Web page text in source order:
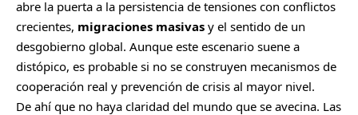
abre la puerta a la persistencia de tensiones con conflictos
crecientes, migraciones masivas y el sentido de un
desgobierno global. Aunque este escenario suene a
distópico, es probable si no se construyen mecanismos de
cooperación real y prevención de crisis al mayor nivel.
De ahí que no haya claridad del mundo que se avecina. Las